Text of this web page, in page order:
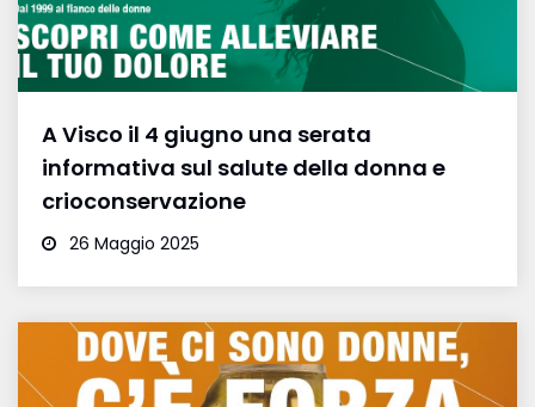
A Visco il 4 giugno una serata
informativa sul salute della donna e
crioconservazione
26 Maggio 2025